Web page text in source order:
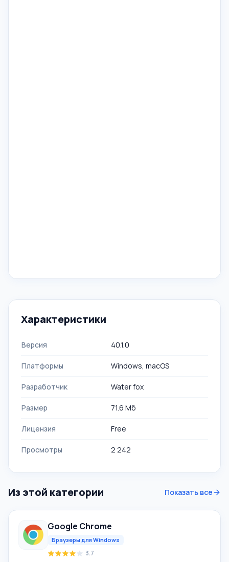
Характеристики
Версия 40.1.0
Платформы Windows, macOS
Разработчик Water fox
Размер 71.6 Мб
Лицензия Free
Просмотры 2 242
Из этой категории Показать все
Google Chrome
Браузеры для Windows
3.7